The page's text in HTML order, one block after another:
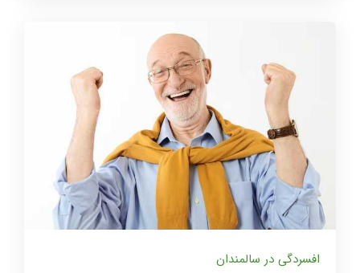
افسردگی در سالمندان